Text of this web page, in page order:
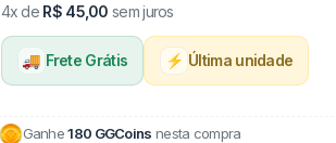
4x de R$ 45,00 sem juros
🚚 Frete Grátis ⚡ Última unidade
Ganhe180 GGCoins nesta compra